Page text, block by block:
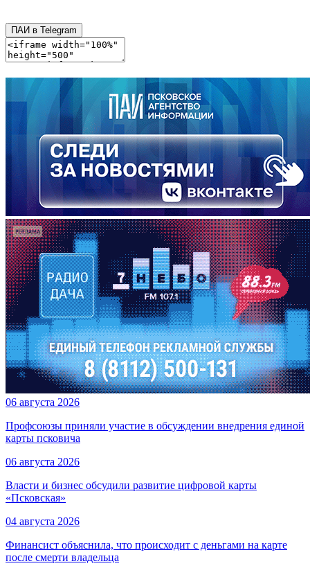
ПАИ в Telegram
06 августа 2026
Профсоюзы приняли участие в обсуждении внедрения единой
карты псковича
06 августа 2026
Власти и бизнес обсудили развитие цифровой карты
«Псковская»
04 августа 2026
Финансист объяснила, что происходит с деньгами на карте
после смерти владельца